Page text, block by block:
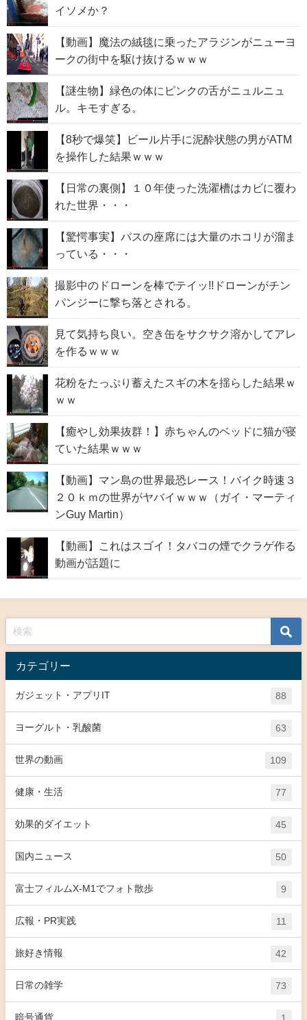
イソメか？
【動画】魔法の絨毯に乗ったアラジンがニューヨ
ークの街中を駆け抜けるｗｗｗ
【謎生物】緑色の体にピンクの舌がニュルニュ
ル。キモすぎる。
【8秒で爆笑】ビール片手に泥酔状態の男がATM
を操作した結果ｗｗｗ
【日常の裏側】１０年使った洗濯槽はカビに覆わ
れた世界・・・
【驚愕事実】バスの座席には大量のホコリが溜ま
っている・・・
撮影中のドローンを棒でテイッ!!ドローンがチン
パンジーに撃ち落とされる。
見て気持ち良い。空き缶をサクサク溶かしてアレ
を作るｗｗｗ
花粉をたっぷり蓄えたスギの木を揺らした結果ｗ
ｗｗ
【癒やし効果抜群！】赤ちゃんのベッドに猫が寝
ていた結果ｗｗｗ
【動画】マン島の世界最恐レース！バイク時速３
２０ｋｍの世界がヤバイｗｗｗ（ガイ・マーティ
ンGuy Martin）
【動画】これはスゴイ！タバコの煙でクラゲ作る
動画が話題に
カテゴリー
ガジェット・アプリIT 88
ヨーグルト・乳酸菌 63
世界の動画 109
健康・生活 77
効果的ダイエット 45
国内ニュース 50
富士フィルムX-M1でフォト散歩 9
広報・PR実践 11
旅好き情報 42
日常の雑学 73
暗号通貨